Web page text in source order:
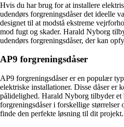
Hvis du har brug for at installere
udendørs forgreningsdåser det ideelle
designet til at modstå ekstreme
mod fugt og skader. Harald Nyborg
udendørs forgreningsdåser, der kan
AP9 forgreningsdåser
AP9 forgreningsdåser er en populær
elektriske installationer. Disse dåser er
pålidelighed. Harald Nyborg tilbyder et
forgreningsdåser i forskellige størrelser
finde den perfekte løsning til dit projekt.